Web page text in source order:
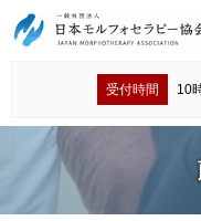
受付時間 10